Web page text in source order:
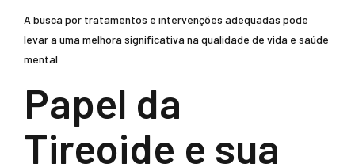
A busca por tratamentos e intervenções adequadas pode
levar a uma melhora significativa na qualidade de vida e saúde
mental.
Papel da
Tireoide e sua